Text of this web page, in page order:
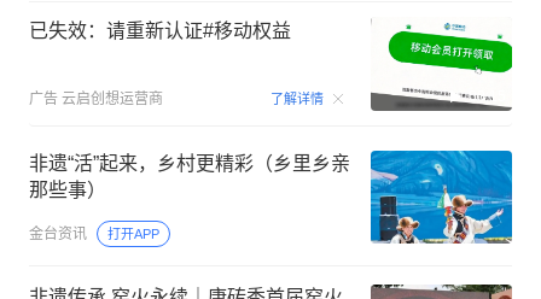
已失效：请重新认证#移动权益
广告 云启创想运营商 了解详情 00:15
非遗“活”起来，乡村更精彩（乡里乡亲
那些事）
金台资讯 打开APP